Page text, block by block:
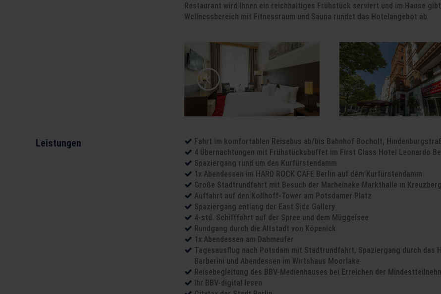
Restaurant wird Ihnen ein reichhaltiges Frühstück serviert und im Hause
Wellnessbereich mit Fitnessraum und Sauna rundet das Hotelangebot ab.
Leistungen
Fahrt im komfortablen Reisebus ab/bis Bahnhof Bocholt,
4 Übernachtungen mit Frühstücksbuffet im First Class Hotel Leonardo
Spaziergang rund um den Kurfürstendamm
1x Abendessen im HARD ROCK CAFE Berlin auf dem Kurfürstendamm
Große Stadtrundfahrt mit Besuch der Marheineke Markthalle in Kreuzberg
Auffahrt auf den Kollhoff-Tower am Potsdamer Platz
Spaziergang entlang der East Side Gallery
4-std. Schifffahrt auf der Spree und dem Müggelsee
Rundgang durch die Altstadt von Köpenick
1x Abendessen am Dahmeufer
Tagesausflug nach Potsdam mit Stadtrundfahrt, Spaziergang durch
Barberini und Abendessen im Wirtshaus Moorlake
Reisebegleitung des BBV-Medienhauses bei Erreichen der
Ihr BBV-digital lesen